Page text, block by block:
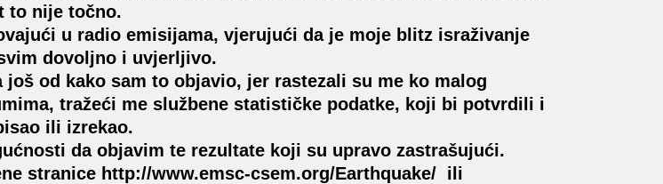
to nije točno.
u radio emisijama, vjerujući da je moje blitz israživanje
dovoljno i uvjerljivo.
još od kako sam to objavio, jer rastezali su me ko malog
tražeći me službene statističke podatke, koji bi potvrdili i
ili izrekao.
da objavim te rezultate koji su upravo zastrašujući.
stranice http://www.emsc-csem.org/Earthquake/ ili